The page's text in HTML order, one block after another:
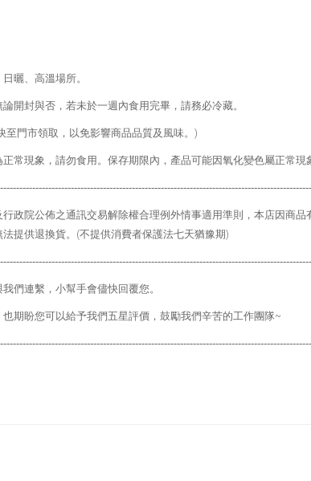
曬、高溫場所。
開封與否，若未於一週內食用完畢，請務必冷藏。
門市領取，以免影響商品品質及風味。 )
常現象，請勿食用。保存期限內，產品可能因氧化變色屬正常現
政院公佈之通訊交易解除權合理例外情事適用準則，本店因商
提供退換貨。
(不提供消費者保護法七天猶豫期)
們連繫，小幫手會儘快回覆您。
期盼您可以給予我們五星評價，鼓勵我們辛苦的工作團隊~